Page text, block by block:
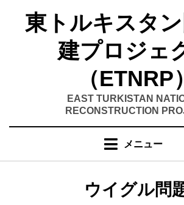
東トルキスタ
建プロジェ
（ETNRP）
EAST TURKISTAN
RECONSTRUCTION
メニュー
カテゴリー
:
ウイグル問